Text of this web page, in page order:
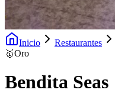
Inicio Restaurantes
🥇Oro
Bendita Seas